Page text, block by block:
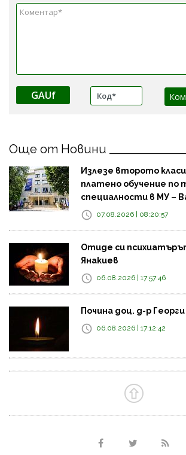
GAUf
Още от Новини
Излезе второто
платено обучение по
специалности в МУ –
07.08.2026 | 08:20:57
Отиде си
Янакиев
06.08.2026 | 17:57:46
Почина доц. д-р
06.08.2026 | 17:12:42